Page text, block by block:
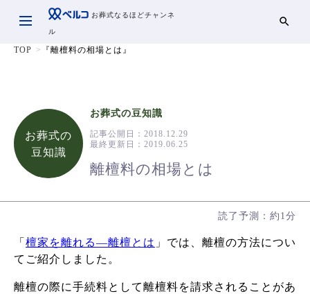
お葬式なるほどチャンネ
ル
TOP 『離檀料の相場とは』
お葬式の
豆知識
お葬式の豆知識
記事公開日： 2018.12.29
最終更新日： 2019.06.25
離檀料の相場とは
読了予測：約1分
「 檀家を離れる―離檀とは 」では、離檀の方法につい
てご紹介しました。
離檀の際に手続料として離檀料を請求されることがあ